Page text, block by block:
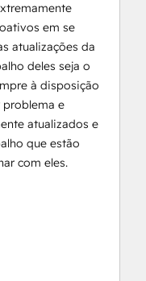
em se
atualizações da
deles seja o
à disposição
problema e
atualizados e
que estão
com eles.